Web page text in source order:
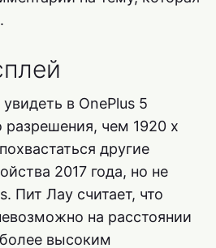
в OnePlus 5
разрешения, чем 1920 x
другие
2017 года, но не
Пит Лау считает, что
на расстоянии
высоким